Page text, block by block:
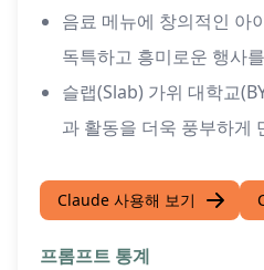
음료 메뉴에 창의적인 아
독특하고 흥미로운 행사
슬랩(Slab) 가위 대학교
과 활동을 더욱 풍부하게
Claude 사용해 보기
프롬프트 통계